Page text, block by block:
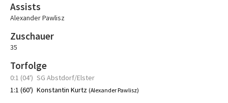
Assists
Alexander Pawlisz
Zuschauer
35
Torfolge
0:1 (04') SG Abstdorf/Elster
1:1 (60') Konstantin Kurtz (Alexander Pawlisz)